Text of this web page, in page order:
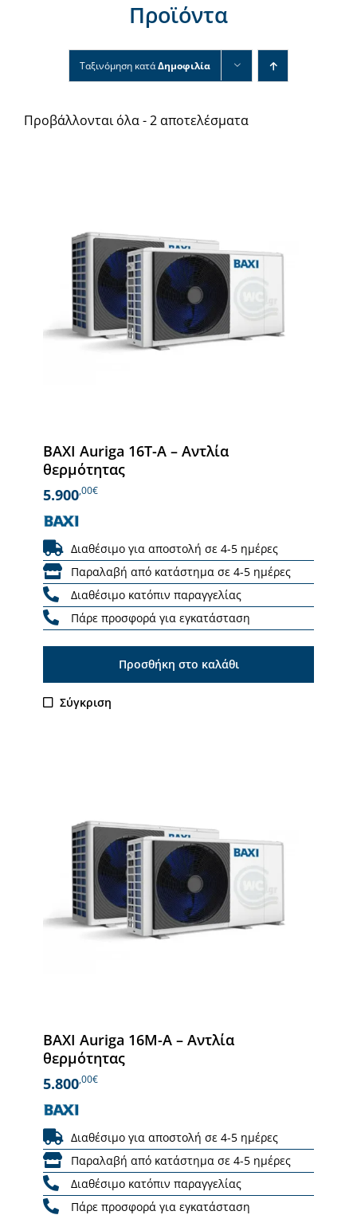
Επικοινωνία
Προϊόντα
Ταξινόμηση κατάΔημοφιλία
Προβάλλονται όλα - 2 αποτελέσματα
BAXI Auriga 16T-A – Αντλία
θερμότητας
5.900,00€
Διαθέσιμο για αποστολή σε 4-5 ημέρες
Παραλαβή από κατάστημα σε 4-5 ημέρες
Διαθέσιμο κατόπιν παραγγελίας
Πάρε προσφορά για εγκατάσταση
Προσθήκη στο καλάθι
Σύγκριση
BAXI Auriga 16M-A – Αντλία
θερμότητας
5.800,00€
Διαθέσιμο για αποστολή σε 4-5 ημέρες
Παραλαβή από κατάστημα σε 4-5 ημέρες
Διαθέσιμο κατόπιν παραγγελίας
Πάρε προσφορά για εγκατάσταση